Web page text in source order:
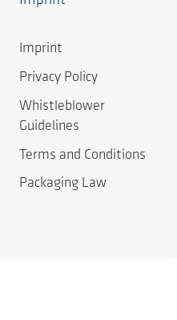
Imprint
Privacy Policy
Whistleblower
Guidelines
Terms and Conditions
Packaging Law